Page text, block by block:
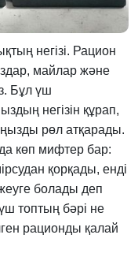
негізі. Рацион
майлар және
Бұл үш
негізін құрап,
рөл атқарады.
көп мифтер бар:
қорқады, енді
болады деп
топтың бәрі не
рационды қалай